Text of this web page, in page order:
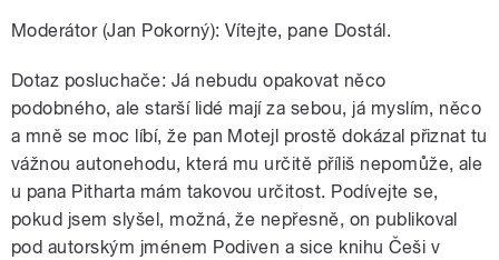
Moderátor (Jan Pokorný): Vítejte, pane Dostál.
Dotaz posluchače: Já nebudu opakovat něco
podobného, ale starší lidé mají za sebou, já myslím, něco
a mně se moc líbí, že pan Motejl prostě dokázal přiznat tu
vážnou autonehodu, která mu určitě příliš nepomůže, ale
u pana Pitharta mám takovou určitost. Podívejte se,
pokud jsem slyšel, možná, že nepřesně, on publikoval
pod autorským jménem Podiven a sice knihu Češi v